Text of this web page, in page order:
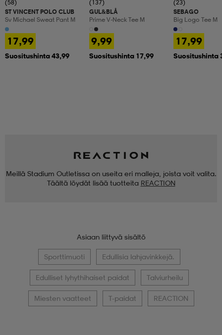
(58)
ST VINCENT POLO CLUB
Sv Michael Sweat Pant M
17,99
Suositushinta 43,99
(137)
GUL&BLÅ
Prime V-Neck Tee M
9,99
Suositushinta 17,99
(23)
SEBAGO
Big Logo Tee M
17,99
Suositushinta
Meillä Stadium Outletissa on useita eri malleja, joista voit valita.
Täältä löydät lisää tuotteita REACTION
Asiaan liittyvä sisältö
Sporttimuoti Edullisia lahjavinkkejä.
Edulliset lyhythihaiset paidat Talviurheilu
Miesten vaatteet T-paidat REACTION